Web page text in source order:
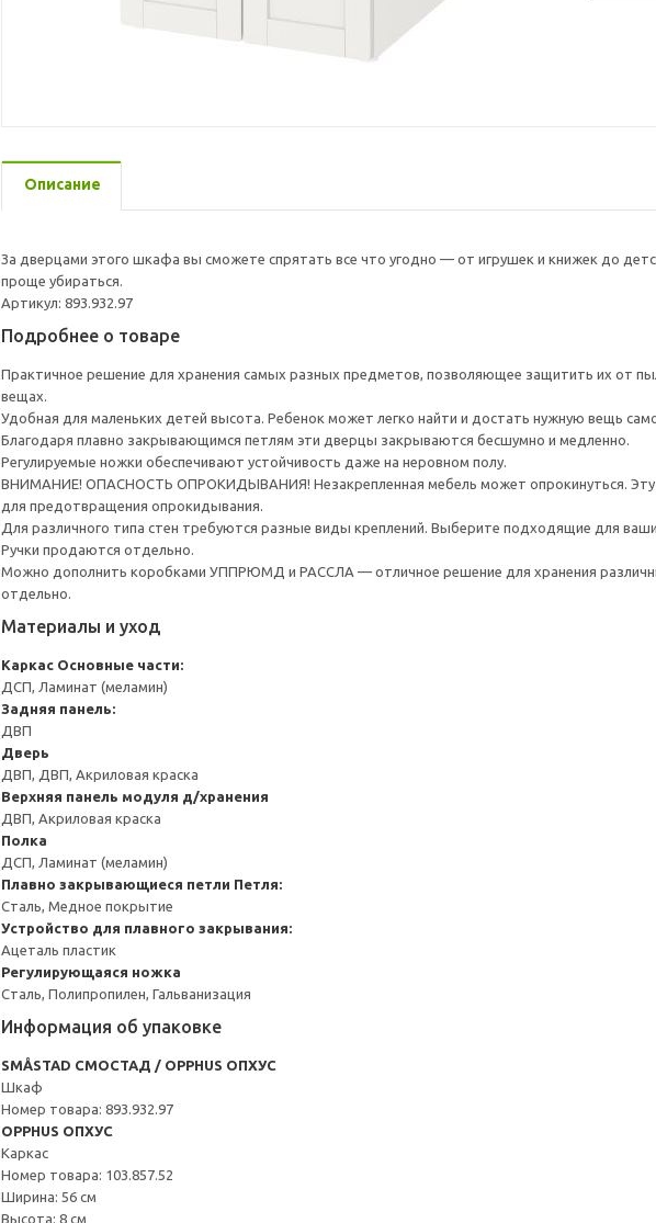
Описание
За дверцами этого шкафа вы сможете спрятать все что угодно — от игрушек и книжек до
проще убираться.
Артикул: 893.932.97
Подробнее о товаре
Практичное решение для хранения самых разных предметов, позволяющее защитить их от
вещах.
Удобная для маленьких детей высота. Ребенок может легко найти и достать нужную вещь
Благодаря плавно закрывающимся петлям эти дверцы закрываются бесшумно и медленно.
Регулируемые ножки обеспечивают устойчивость даже на неровном полу.
ВНИМАНИЕ! ОПАСНОСТЬ ОПРОКИДЫВАНИЯ! Незакрепленная мебель может опрокинуться. Эту
для предотвращения опрокидывания.
Для различного типа стен требуются разные виды креплений. Выберите подходящие для
Ручки продаются отдельно.
Можно дополнить коробками УППРЮМД и РАССЛА — отличное решение для хранения
отдельно.
Материалы и уход
Каркас Основные части:
ДСП, Ламинат (меламин)
Задняя панель:
ДВП
Дверь
ДВП, ДВП, Акриловая краска
Верхняя панель модуля д/хранения
ДВП, Акриловая краска
Полка
ДСП, Ламинат (меламин)
Плавно закрывающиеся петли Петля:
Сталь, Медное покрытие
Устройство для плавного закрывания:
Ацеталь пластик
Регулирующаяся ножка
Сталь, Полипропилен, Гальванизация
Информация об упаковке
SMÅSTAD СМОСТАД / OPPHUS ОПХУС
Шкаф
Номер товара: 893.932.97
OPPHUS ОПХУС
Каркас
Номер товара: 103.857.52
Ширина: 56 см
Высота: 8 см